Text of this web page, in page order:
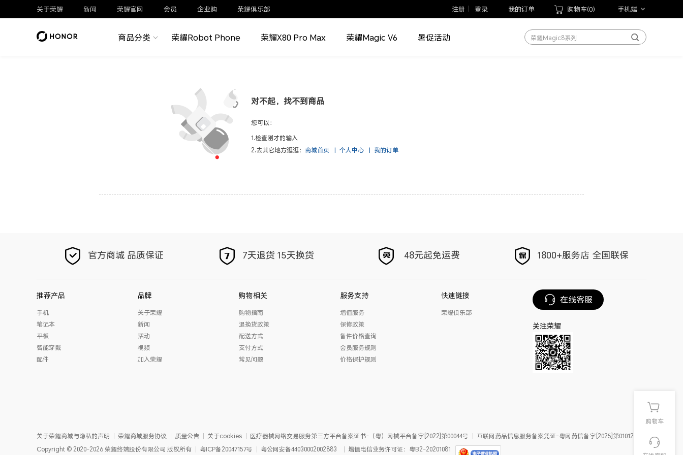
关于荣耀 新闻 荣耀官网 会员 企业购 荣耀俱乐部 注册 登录 我的订单 购物车(0) 手机端
商品分类 荣耀Robot Phone 荣耀X80 Pro Max 荣耀Magic V6 暑促活动
荣耀Magic V6
荣耀Magic8系列
手写笔
对不起，找不到商品
您可以：
1.检查刚才的输入
2.去其它地方逛逛： 商城首页 | 个人中心 | 我的订单
官方商城 品质保证 7天退货 15天换货 48元起免运费 1800+服务店 全国联保
推荐产品
手机
笔记本
平板
智能穿戴
配件
品牌
关于荣耀
新闻
活动
视频
加入荣耀
购物相关
购物指南
退换货政策
配送方式
支付方式
常见问题
服务支持
增值服务
保修政策
备件价格查询
会员服务规则
价格保护规则
快速链接
荣耀俱乐部
在线客服
关注荣耀
关于荣耀商城与隐私的声明 荣耀商城服务协议 质量公告 关于cookies 医疗器械网络交易服务第三方平台备案证书-（粤）网械平台备字[2022]第00044号
互联网药品信息服务备案凭证-粤网药信备字[2025]第01012号
Copyright © 2020-2026 荣耀终端股份有限公司 版权所有 粤ICP备20047157号 粤公网安备44030002002883 增值电信业务许可证：粤B2-20201081
购物车